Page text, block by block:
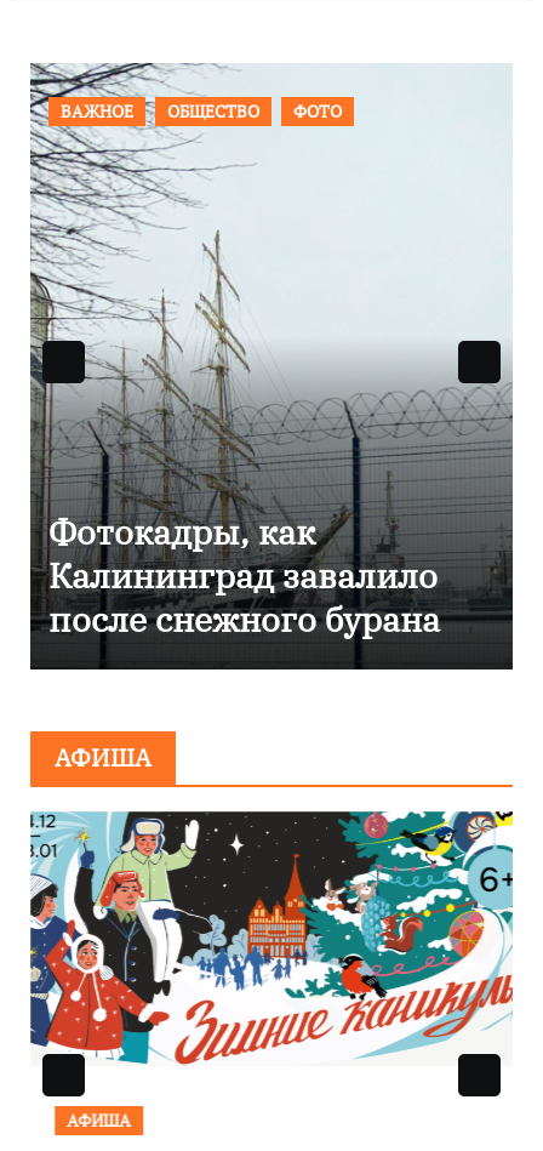
ПРОИСШЕСТВИЯ ФОТО
Фоторепортаж как в
Калининграде
эвакуировали ТЦ из-за
сообщения о
АФИША
АФИША